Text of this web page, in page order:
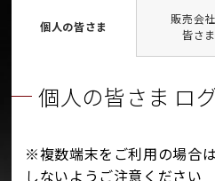
個人の皆さま
販売会
皆さま
個人の皆さま ロ
※複数端末をご利用の場合
しないようご注意ください